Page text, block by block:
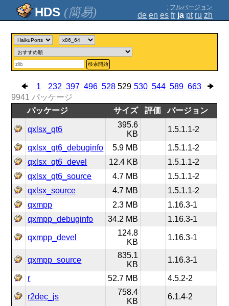
(簡易) ; フルバージョン
de en es fr ja pt ru zh
検索開始
1 232 397 496 528 529 530 544 589 663
9941 パッケージ
パッケージ
サイズ 評価 バージョン
qxlsx_qt6
395.6
KB
1.5.1.1-2
qxlsx_qt6_debuginfo 5.9 MB
1.5.1.1-2
qxlsx_qt6_devel
12.4 KB
1.5.1.1-2
qxlsx_qt6_source
4.7 MB
1.5.1.1-2
qxlsx_source
4.7 MB
1.5.1.1-2
qxmpp
2.3 MB
1.16.3-1
qxmpp_debuginfo
34.2 MB 1.16.3-1
qxmpp_devel
124.8
KB
1.16.3-1
qxmpp_source
835.1
KB
1.16.3-1
r 52.7 MB 4.5.2-2
r2dec_js
758.4
KB
6.1.4-2